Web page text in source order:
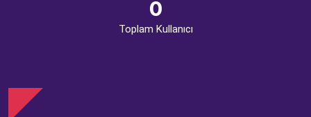
0
Toplam Kullanıcı